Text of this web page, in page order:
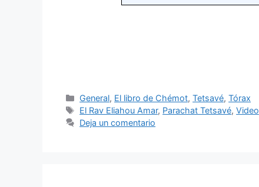
General, El libro de Chémot,Tetsavé,Tórax
El Rav Eliahou Amar, Parachat Tetsavé,Video
Deja un comentario